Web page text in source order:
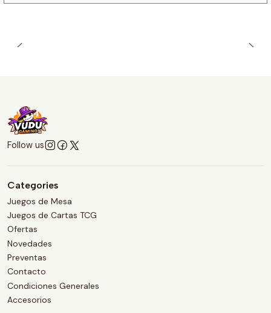
Follow us
Categories
Juegos de Mesa
Juegos de Cartas TCG
Ofertas
Novedades
Preventas
Contacto
Condiciones Generales
Accesorios